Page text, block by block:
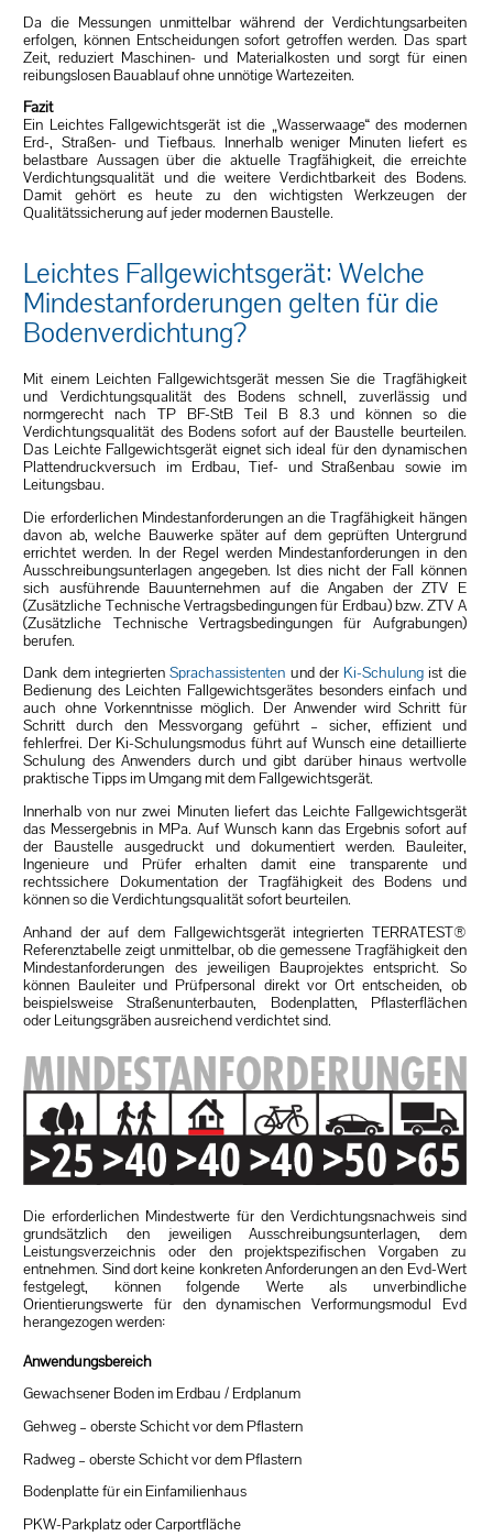
Da die Messungen unmittelbar während der Verdichtungsarbeiten
erfolgen, können Entscheidungen sofort getroffen werden. Das spart
Zeit, reduziert Maschinen- und Materialkosten und sorgt für einen
reibungslosen Bauablauf ohne unnötige Wartezeiten.
Fazit
Ein Leichtes Fallgewichtsgerät ist die „Wasserwaage“ des modernen
Erd-, Straßen- und Tiefbaus. Innerhalb weniger Minuten liefert es
belastbare Aussagen über die aktuelle Tragfähigkeit, die erreichte
Verdichtungsqualität und die weitere Verdichtbarkeit des Bodens.
Damit gehört es heute zu den wichtigsten Werkzeugen der
Qualitätssicherung auf jeder modernen Baustelle.
Leichtes Fallgewichtsgerät: Welche
Mindestanforderungen gelten für die
Bodenverdichtung?
Mit einem Leichten Fallgewichtsgerät messen Sie die Tragfähigkeit
und Verdichtungsqualität des Bodens schnell, zuverlässig und
normgerecht nach TP BF-StB Teil B 8.3 und können so die
Verdichtungsqualität des Bodens sofort auf der Baustelle beurteilen.
Das Leichte Fallgewichtsgerät eignet sich ideal für den dynamischen
Plattendruckversuch im Erdbau, Tief- und Straßenbau sowie im
Leitungsbau.
Die erforderlichen Mindestanforderungen an die Tragfähigkeit hängen
davon ab, welche Bauwerke später auf dem geprüften Untergrund
errichtet werden. In der Regel werden Mindestanforderungen in den
Ausschreibungsunterlagen angegeben. Ist dies nicht der Fall können
sich ausführende Bauunternehmen auf die Angaben der ZTV E
(Zusätzliche Technische Vertragsbedingungen für Erdbau) bzw. ZTV A
(Zusätzliche Technische Vertragsbedingungen für Aufgrabungen)
berufen.
Dank dem integriertenSprachassistenten und der Ki-Schulung ist die
Bedienung des Leichten Fallgewichtsgerätes besonders einfach und
auch ohne Vorkenntnisse möglich. Der Anwender wird Schritt für
Schritt durch den Messvorgang geführt – sicher, effizient und
fehlerfrei. Der Ki-Schulungsmodus führt auf Wunsch eine detaillierte
Schulung des Anwenders durch und gibt darüber hinaus wertvolle
praktische Tipps im Umgang mit dem Fallgewichtsgerät.
Innerhalb von nur zwei Minuten liefert das Leichte Fallgewichtsgerät
das Messergebnis in MPa. Auf Wunsch kann das Ergebnis sofort auf
der Baustelle ausgedruckt und dokumentiert werden. Bauleiter,
Ingenieure und Prüfer erhalten damit eine transparente und
rechtssichere Dokumentation der Tragfähigkeit des Bodens und
können so die Verdichtungsqualität sofort beurteilen.
Anhand der auf dem Fallgewichtsgerät integrierten TERRATEST®
Referenztabelle zeigt unmittelbar, ob die gemessene Tragfähigkeit den
Mindestanforderungen des jeweiligen Bauprojektes entspricht. So
können Bauleiter und Prüfpersonal direkt vor Ort entscheiden, ob
beispielsweise Straßenunterbauten, Bodenplatten, Pflasterflächen
oder Leitungsgräben ausreichend verdichtet sind.
Die erforderlichen Mindestwerte für den Verdichtungsnachweis sind
grundsätzlich den jeweiligen Ausschreibungsunterlagen, dem
Leistungsverzeichnis oder den projektspezifischen Vorgaben zu
entnehmen. Sind dort keine konkreten Anforderungen an den Evd-Wert
festgelegt, können folgende Werte als unverbindliche
Orientierungswerte für den dynamischen Verformungsmodul Evd
herangezogen werden:
Anwendungsbereich
Gewachsener Boden im Erdbau / Erdplanum
Gehweg – oberste Schicht vor dem Pflastern
Radweg – oberste Schicht vor dem Pflastern
Bodenplatte für ein Einfamilienhaus
PKW-Parkplatz oder Carportfläche